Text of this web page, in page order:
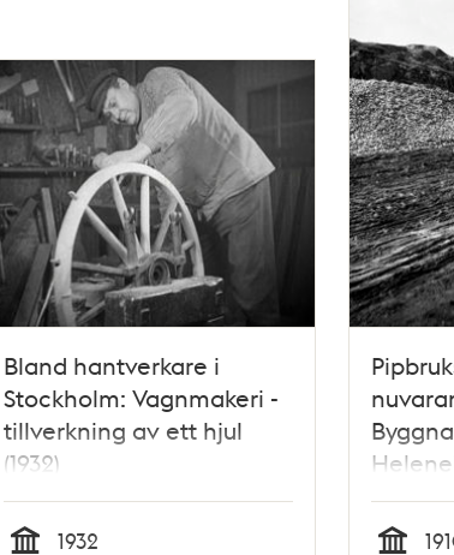
Bland hantverkare i
Stockholm: Vagnmakeri -
tillverkning av ett hjul
(1932)
1932